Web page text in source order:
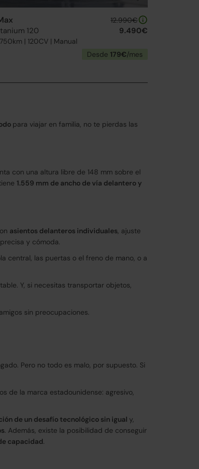
120
| 120CV | Manual
12.990€
9.490€
Desde 179€/mes
para viajar en familia, no te pierdas las
con una altura libre de 148 mm sobre el
1.559 mm de ancho de vía delantero y
asientos delanteros individuales, ajuste
y cómoda.
central, las puertas o el freno de mano, o a
Y, si necesitas transportar objetos,
sin preocupaciones.
Pero no todo es malo, por supuesto. Si
de la marca estadounidense: agresivo,
de un desafío tecnológico sin igual y,
. Además, existe la posibilidad de conseguir
capacidad.